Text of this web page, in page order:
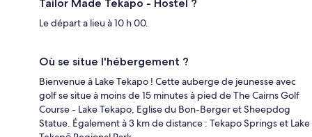
Tailor Made Tekapo - Hostel ?
Le départ a lieu à 10 h 00.
Où se situe l'hébergement ?
Bienvenue à Lake Tekapo ! Cette auberge de jeunesse avec
golf se situe à moins de 15 minutes à pied de The Cairns Golf
Course - Lake Tekapo, Eglise du Bon-Berger et Sheepdog
Statue. Également à 3 km de distance : Tekapo Springs et Lake